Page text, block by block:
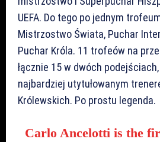
UEFA. Do tego po jednym
Mistrzostwo Świata, Puchar
Puchar Króla. 11 trofeów na
łącznie 15 w dwóch
najbardziej utytułowanym
Królewskich. Po prostu legenda.
Carlo Ancelotti is the